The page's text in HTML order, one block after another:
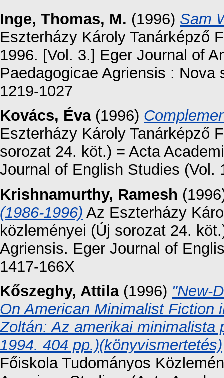
Inge, Thomas, M. (1996) Sam
Eszterházy Károly Tanárképző
1996. [Vol. 3.] Eger Journal of
Paedagogicae Agriensis :
1219-1027
Kovács, Éva(1996)
Eszterházy Károly Tanárképző
sorozat 24. köt.) = Acta
Journal of English Studies (Vol.
Krishnamurthy, Ramesh
(1986-1996) Az Eszterházy
közleményei (Új sorozat 24.
Agriensis. Eger Journal of
1417-166X
Kőszeghy, Attila(1996) "New-
On American Minimalist Fiction
Zoltán: Az amerikai minimalista
1994. 404 pp.)(könyvismertetés)
Főiskola Tudományos